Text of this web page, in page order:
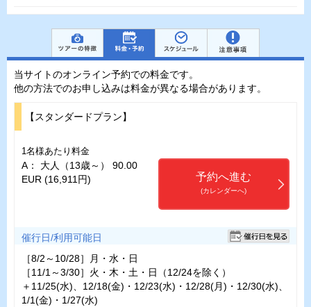
当サイトのオンライン予約での料金です。
他の方法でのお申し込みは料金が異なる場合があります。
【スタンダードプラン】
1名様あたり料金
A： 大人（13歳～） 90.00
EUR (16,911円)
予約へ進む
(カレンダーへ)
催行日/利用可能日
［8/2～10/28］月・水・日
［11/1～3/30］火・木・土・日（12/24を除く）
＋11/25(水)、12/18(金)・12/23(水)・12/28(月)・12/30(水)、
1/1(金)・1/27(水)